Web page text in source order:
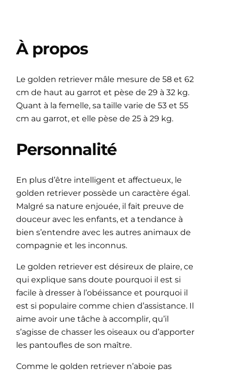
À propos
Le golden retriever mâle mesure de 58 et 62
cm de haut au garrot et pèse de 29 à 32 kg.
Quant à la femelle, sa taille varie de 53 et 55
cm au garrot, et elle pèse de 25 à 29 kg.
Personnalité
En plus d’être intelligent et affectueux, le
golden retriever possède un caractère égal.
Malgré sa nature enjouée, il fait preuve de
douceur avec les enfants, et a tendance à
bien s’entendre avec les autres animaux de
compagnie et les inconnus.
Le golden retriever est désireux de plaire, ce
qui explique sans doute pourquoi il est si
facile à dresser à l’obéissance et pourquoi il
est si populaire comme chien d’assistance. Il
aime avoir une tâche à accomplir, qu’il
s’agisse de chasser les oiseaux ou d’apporter
les pantoufles de son maître.
Comme le golden retriever n’aboie pas